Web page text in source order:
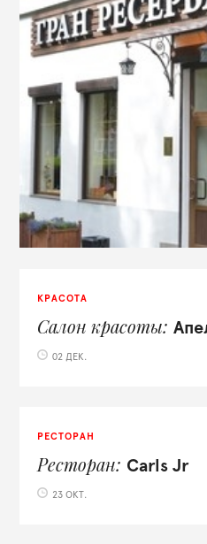
КРАСОТА
Салон красоты
02 ДЕК.
РЕСТОРАН
Ресторан Carls Jr
23 ОКТ.